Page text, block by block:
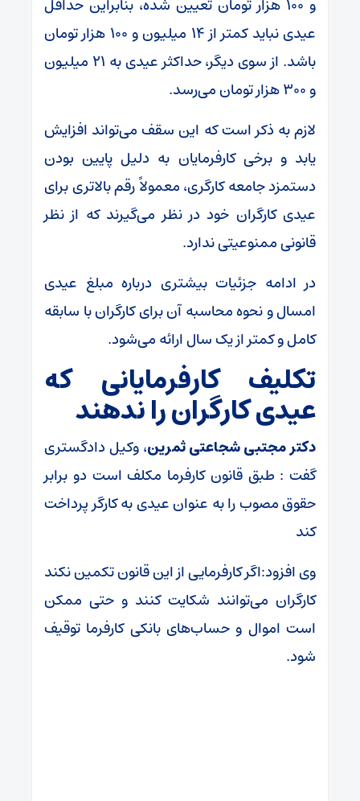
و ۱۰۰ هزار تومان تعیین شده، بنابراین حداقل
عیدی نباید کمتر از ۱۴ میلیون و ۱۰۰ هزار تومان
باشد. از سوی دیگر، حداکثر عیدی به ۲۱ میلیون
و ۳۰۰ هزار تومان می‌رسد.
لازم به ذکر است که این سقف می‌تواند افزایش
یابد و برخی کارفرمایان به دلیل پایین بودن
دستمزد جامعه کارگری، معمولاً رقم بالاتری برای
عیدی کارگران خود در نظر می‌گیرند که از نظر
قانونی ممنوعیتی ندارد.
در ادامه جزئیات بیشتری درباره مبلغ عیدی
امسال و نحوه محاسبه آن برای کارگران با سابقه
کامل و کمتر از یک سال ارائه می‌شود.
تکلیف کارفرمایانی که
عیدی کارگران را ندهند
دکتر مجتبی شجاعتی ثمرین، وکیل دادگستری
گفت : طبق قانون کارفرما مکلف است دو برابر
حقوق مصوب را به عنوان عیدی به کارگر پرداخت
کند
وی افزود:اگر کارفرمایی از این قانون تکمین نکند
کارگران می‌توانند شکایت کنند و حتی ممکن
است اموال و حساب‌های بانکی کارفرما توقیف
شود.